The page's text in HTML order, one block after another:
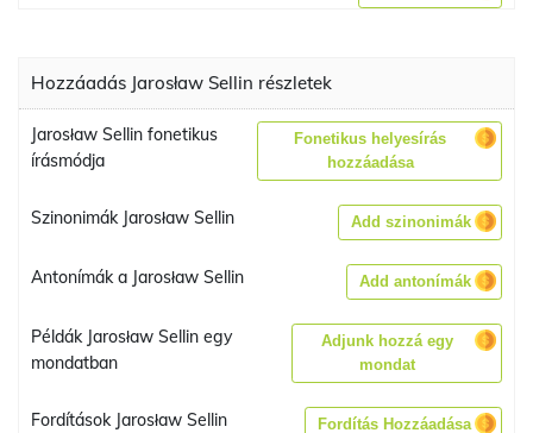
Hozzáadás Jarosław Sellin részletek
Jarosław Sellin fonetikus
írásmódja
Fonetikus helyesírás
hozzáadása
Szinonimák Jarosław Sellin Add szinonimák
Antonímák a Jarosław Sellin Add antonímák
Példák Jarosław Sellin egy
mondatban
Adjunk hozzá egy
mondat
Fordítások Jarosław Sellin Fordítás Hozzáadása